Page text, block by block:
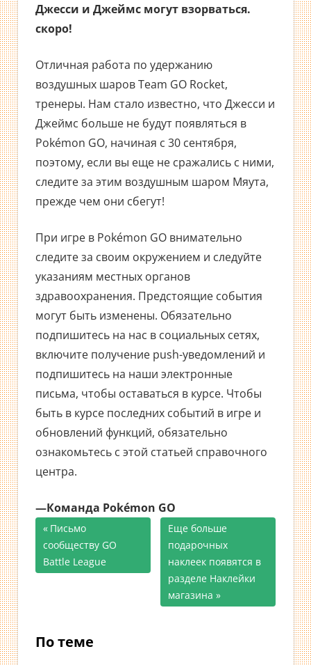
Джесси и Джеймс могут взорваться.
скоро!
Отличная работа по удержанию
воздушных шаров Team GO Rocket,
тренеры. Нам стало известно, что Джесси и
Джеймс больше не будут появляться в
Pokémon GO, начиная с 30 сентября,
поэтому, если вы еще не сражались с ними,
следите за этим воздушным шаром Мяута,
прежде чем они сбегут!
При игре в Pokémon GO внимательно
следите за своим окружением и следуйте
указаниям местных органов
здравоохранения. Предстоящие события
могут быть изменены. Обязательно
подпишитесь на нас в социальных сетях,
включите получение push-уведомлений и
подпишитесь на наши электронные
письма, чтобы оставаться в курсе. Чтобы
быть в курсе последних событий в игре и
обновлений функций, обязательно
ознакомьтесь с этой статьей справочного
центра.
—Команда Pokémon GO
Навигация
по
Предыдущая
запись;
Письмо
сообществу GO
Battle League
Следующая
запись:
Еще больше
подарочных
наклеек появятся в
разделе Наклейки
магазина
По теме